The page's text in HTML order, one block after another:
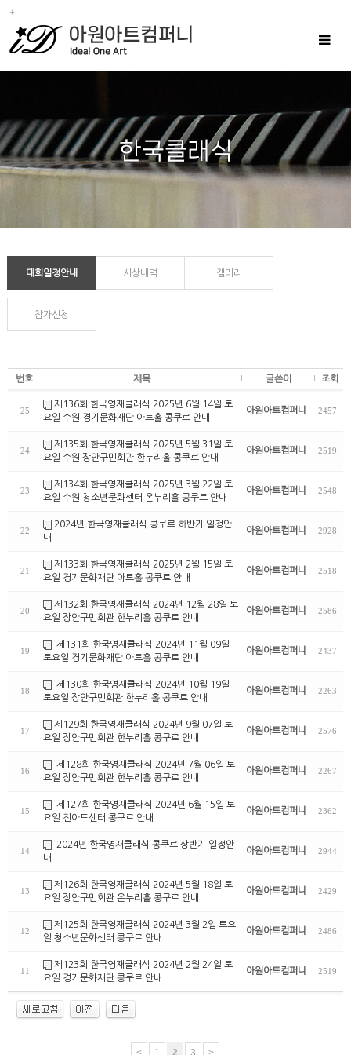
Toggle
대회일정안내 시상내역 갤러리
참가신청
번호 제목 글쓴이 조회
25
제136회 한국영재클래식 2025년 6월 14일 토
요일 수원 경기문화재단 아트홀 콩쿠르 안내
아원아트컴퍼니 2457
24
제135회 한국영재클래식 2025년 5월 31일 토
요일 수원 장안구민회관 한누리홀 콩쿠르 안내
아원아트컴퍼니 2519
23
제134회 한국영재클래식 2025년 3월 22일 토
요일 수원 청소년문화센터 온누리홀 콩쿠르 안내
아원아트컴퍼니 2548
22
2024년 한국영재클래식 콩쿠르 하반기 일정안
내
아원아트컴퍼니 2928
21
제133회 한국영재클래식 2025년 2월 15일 토
요일 경기문화재단 아트홀 콩쿠르 안내
아원아트컴퍼니 2518
20
제132회 한국영재클래식 2024년 12월 28일 토
요일 장안구민회관 한누리홀 콩쿠르 안내
아원아트컴퍼니 2586
19
제131회 한국영재클래식 2024년 11월 09일
토요일 경기문화재단 아트홀 콩쿠르 안내
아원아트컴퍼니 2437
18
제130회 한국영재클래식 2024년 10월 19일
토요일 장안구민회관 한누리홀 콩쿠르 안내
아원아트컴퍼니 2263
17
제129회 한국영재클래식 2024년 9월 07일 토
요일 장안구민회관 한누리홀 콩쿠르 안내
아원아트컴퍼니 2576
16
제128회 한국영재클래식 2024년 7월 06일 토
요일 장안구민회관 한누리홀 콩쿠르 안내
아원아트컴퍼니 2267
15
제127회 한국영재클래식 2024년 6월 15일 토
요일 진아트센터 콩쿠르 안내
아원아트컴퍼니 2362
14
2024년 한국영재클래식 콩쿠르 상반기 일정안
내
아원아트컴퍼니 2944
13
제126회 한국영재클래식 2024년 5월 18일 토
요일 장안구민회관 온누리홀 콩쿠르 안내
아원아트컴퍼니 2429
12
제125회 한국영재클래식 2024년 3월 2일 토요
일 청소년문화센터 콩쿠르 안내
아원아트컴퍼니 2486
11
제123회 한국영재클래식 2024년 2월 24일 토
요일 경기문화재단 콩쿠르 안내
아원아트컴퍼니 2519
< 1 2 3 >